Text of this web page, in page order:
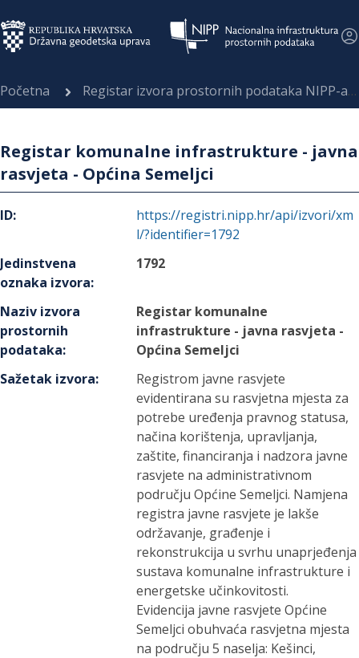
Početna Registar izvora prostornih podataka NIPP-a
Registar komunalne infrastrukture - javna
rasvjeta - Općina Semeljci
ID:
https://registri.nipp.hr/api/izvori/xm
l/?identifier=1792
Jedinstvena
oznaka izvora:
1792
Naziv izvora
prostornih
podataka:
Registar komunalne
infrastrukture - javna rasvjeta -
Općina Semeljci
Sažetak izvora:
Registrom javne rasvjete
evidentirana su rasvjetna mjesta za
potrebe uređenja pravnog statusa,
načina korištenja, upravljanja,
zaštite, financiranja i nadzora javne
rasvjete na administrativnom
području Općine Semeljci. Namjena
registra javne rasvjete je lakše
održavanje, građenje i
rekonstrukcija u svrhu unaprjeđenja
sustava komunalne infrastrukture i
energetske učinkovitosti.
Evidencija javne rasvjete Općine
Semeljci obuhvaća rasvjetna mjesta
na području 5 naselja: Kešinci,